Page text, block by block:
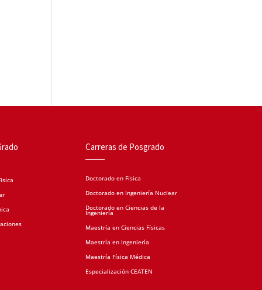
Carreras de Posgrado
Doctorado en Física
Doctorado en Ingeniería Nuclear
Doctorado en Ciencias de la
Ingeniería
Maestría en Ciencias Físicas
Maestría en Ingeniería
Maestría Física Médica
Especialización CEATEN